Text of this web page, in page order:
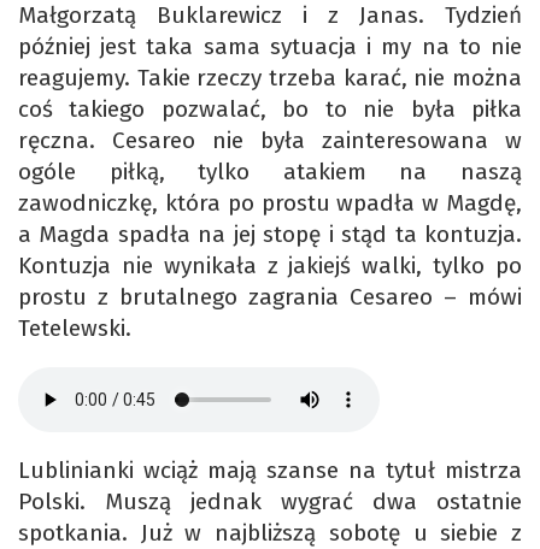
Małgorzatą Buklarewicz i z Janas. Tydzień
później jest taka sama sytuacja i my na to nie
reagujemy. Takie rzeczy trzeba karać, nie można
coś takiego pozwalać, bo to nie była piłka
ręczna. Cesareo nie była zainteresowana w
ogóle piłką, tylko atakiem na naszą
zawodniczkę, która po prostu wpadła w Magdę,
a Magda spadła na jej stopę i stąd ta kontuzja.
Kontuzja nie wynikała z jakiejś walki, tylko po
prostu z brutalnego zagrania Cesareo – mówi
Tetelewski.
Lublinianki wciąż mają szanse na tytuł mistrza
Polski. Muszą jednak wygrać dwa ostatnie
spotkania. Już w najbliższą sobotę u siebie z